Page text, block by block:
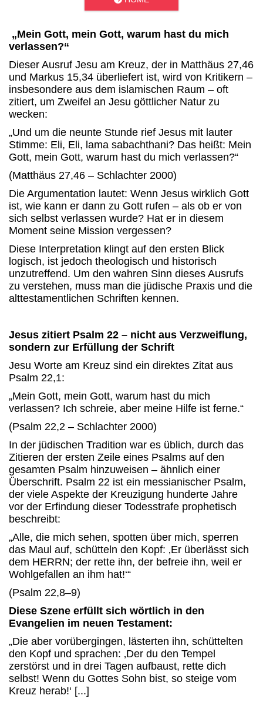
„Mein Gott, mein Gott, warum hast du mich
verlassen?“
Dieser Ausruf Jesu am Kreuz, der in Matthäus 27,46
und Markus 15,34 überliefert ist, wird von Kritikern –
insbesondere aus dem islamischen Raum – oft
zitiert, um Zweifel an Jesu göttlicher Natur zu
wecken:
„Und um die neunte Stunde rief Jesus mit lauter
Stimme: Eli, Eli, lama sabachthani? Das heißt: Mein
Gott, mein Gott, warum hast du mich verlassen?“
(Matthäus 27,46 – Schlachter 2000)
Die Argumentation lautet: Wenn Jesus wirklich Gott
ist, wie kann er dann zu Gott rufen – als ob er von
sich selbst verlassen wurde? Hat er in diesem
Moment seine Mission vergessen?
Diese Interpretation klingt auf den ersten Blick
logisch, ist jedoch theologisch und historisch
unzutreffend. Um den wahren Sinn dieses Ausrufs
zu verstehen, muss man die jüdische Praxis und die
alttestamentlichen Schriften kennen.
Jesus zitiert Psalm 22 – nicht aus Verzweiflung,
sondern zur Erfüllung der Schrift
Jesu Worte am Kreuz sind ein direktes Zitat aus
Psalm 22,1:
„Mein Gott, mein Gott, warum hast du mich
verlassen? Ich schreie, aber meine Hilfe ist ferne.“
(Psalm 22,2 – Schlachter 2000)
In der jüdischen Tradition war es üblich, durch das
Zitieren der ersten Zeile eines Psalms auf den
gesamten Psalm hinzuweisen – ähnlich einer
Überschrift. Psalm 22 ist ein messianischer Psalm,
der viele Aspekte der Kreuzigung hunderte Jahre
vor der Erfindung dieser Todesstrafe prophetisch
beschreibt:
„Alle, die mich sehen, spotten über mich, sperren
das Maul auf, schütteln den Kopf: ‚Er überlässt sich
dem HERRN; der rette ihn, der befreie ihn, weil er
Wohlgefallen an ihm hat!‘“
(Psalm 22,8–9)
Diese Szene erfüllt sich wörtlich in den
Evangelien im neuen Testament:
„Die aber vorübergingen, lästerten ihn, schüttelten
den Kopf und sprachen: ‚Der du den Tempel
zerstörst und in drei Tagen aufbaust, rette dich
selbst! Wenn du Gottes Sohn bist, so steige vom
Kreuz herab!‘ [...]